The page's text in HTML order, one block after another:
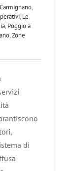
Carmignano,
, Le
, Poggio a
,Zone
di